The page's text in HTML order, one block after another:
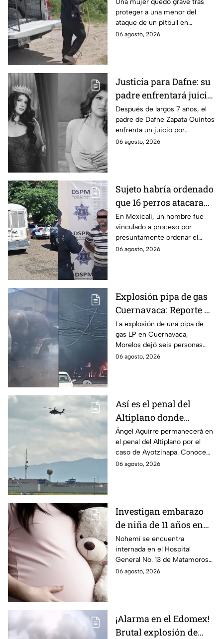
por su vida en Zapopan
Una mujer quedó grave tras
proteger a una menor del
ataque de un pitbull en
Zapopan; la víctima sufrió
06 agosto, 2026
Justicia para Dafne: su
padre enfrentará juicio
por presunto abuso
cometido en 2019 en
Tamaulipas
Después de largos 7 años, el
padre de Dafne Zapata Quintos
enfrenta un juicio por
presuntamente abusar de la
06 agosto, 2026
Sujeto habría ordenado
que 16 perros atacaran
a su hermana con
discapacidad en
Mexicali, BC
En Mexicali, un hombre fue
vinculado a proceso por
presuntamente ordenar el
ataque de 16 perros contra su
06 agosto, 2026
Explosión pipa de gas
Cuernavaca: Reporte de
víctimas tras estallido
en Morelos
La explosión de una pipa de
gas LP en Cuernavaca,
Morelos dejó seis personas
hospitalizadas. IMSS informó
06 agosto, 2026
Así es el penal del
Altiplano donde
permanecerá Ángel
Aguirre por caso
Ayotzinapa
Ángel Aguirre permanecerá en
el penal del Altiplano por el
caso de Ayotzinapa. Conoce
dónde está, cómo es esta
06 agosto, 2026
Investigan embarazo
de niña de 11 años en
Matamoros,
Tamaulipas; ¿qué pasó
con Nohemí?
Nohemí se encuentra
internada en el Hospital
General No. 13 de Matamoros
tras complicaciones por un
06 agosto, 2026
¡Alarma en el Edomex!
Brutal explosión de